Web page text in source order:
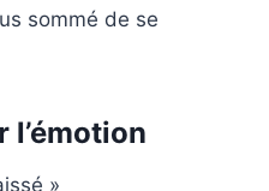
sommé de se
l’émotion
»